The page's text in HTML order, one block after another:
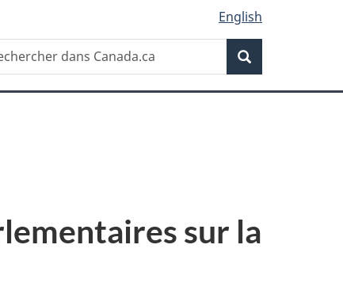
English
sur la